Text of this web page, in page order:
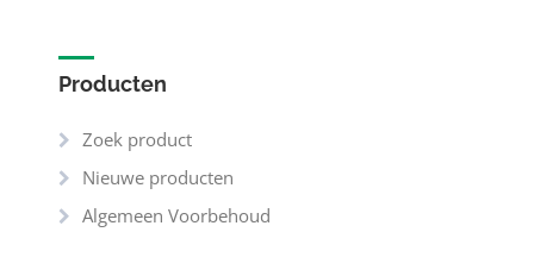
Producten
Zoek product
Nieuwe producten
Algemeen Voorbehoud